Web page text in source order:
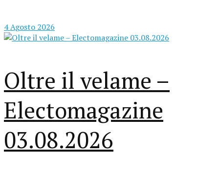
4 Agosto 2026
Oltre il velame –
Electomagazine
03.08.2026